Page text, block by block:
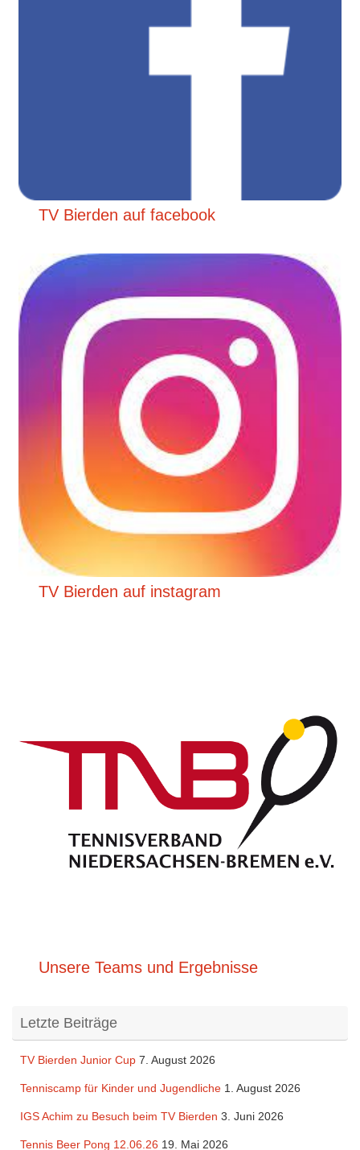
TV Bierden auf facebook
TV Bierden auf instagram
Unsere Teams und Ergebnisse
Letzte Beiträge
TV Bierden Junior Cup 7. August 2026
Tenniscamp für Kinder und Jugendliche 1. August 2026
IGS Achim zu Besuch beim TV Bierden 3. Juni 2026
Tennis Beer Pong 12.06.26 19. Mai 2026